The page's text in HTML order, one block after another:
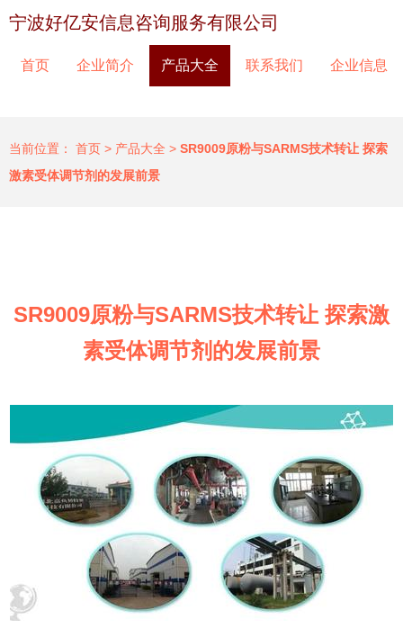
宁波好亿安信息咨询服务有限公司
首页 企业简介 产品大全 联系我们 企业信息
当前位置： 首页 > 产品大全 > SR9009原粉与SARMS技术转让 探索
激素受体调节剂的发展前景
SR9009原粉与SARMS技术转让 探索激
素受体调节剂的发展前景